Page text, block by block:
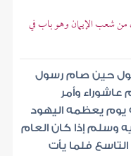
من شعب الإيمان وهو باب في
حين صام رسول
عاشوراء وأمر
يوم يعظمه اليهود
وسلم إذا كان العام
فلما يأت